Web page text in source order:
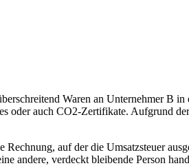
Waren an Unternehmer B
oder auch CO2-Zertifikate. Aufgrund
auf der die Umsatzsteuer
andere, verdeckt bleibende Person